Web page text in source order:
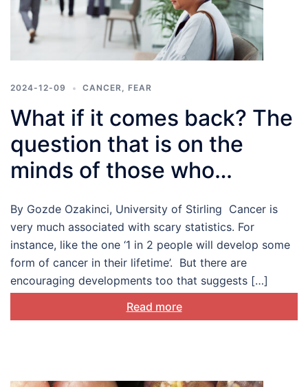
2024-12-09 CANCER, FEAR
What if it comes back? The
question that is on the
minds of those who
treatment and their loved
ones
By Gozde Ozakinci, University of Stirling Cancer is
very much associated with scary statistics. For
instance, like the one ‘1 in 2 people will develop some
form of cancer in their lifetime’. But there are
encouraging developments too that suggests […]
Read more